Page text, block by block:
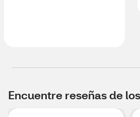
Encuentre reseñas de